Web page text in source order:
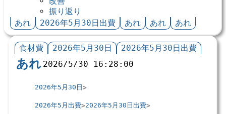
振り返り
あれ
2026年5月30日出費 あれ あれ あれ
食材費 2026年5月30日 2026年5月30日出費
あれ 2026/5/30 16:28:00
2026年5月30日
2026年5月出費 2026年5月30日出費